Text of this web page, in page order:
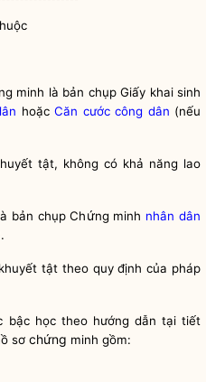
minh là bản chụp Giấy khai sinh
hoặc Căn cước công dân (nếu
tật, không có khả năng lao
bản chụp Chứng minh nhân dân
tật theo quy định của pháp
bậc học theo hướng dẫn tại tiết
sơ chứng minh gồm: